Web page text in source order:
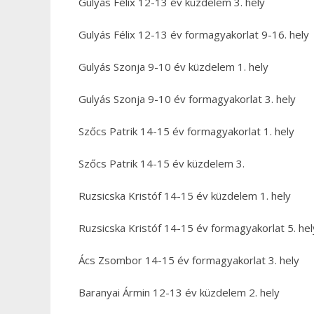
Gulyás Félix 12-13 év formagyakorlat 9-16. hely
Gulyás Szonja 9-10 év küzdelem 1. hely
Gulyás Szonja 9-10 év formagyakorlat 3. hely
Szőcs Patrik 14-15 év formagyakorlat 1. hely
Szőcs Patrik 14-15 év küzdelem 3.
Ruzsicska Kristóf 14-15 év küzdelem 1. hely
Ruzsicska Kristóf 14-15 év formagyakorlat 5.
Ács Zsombor 14-15 év formagyakorlat 3. hely
Baranyai Ármin 12-13 év küzdelem 2. hely